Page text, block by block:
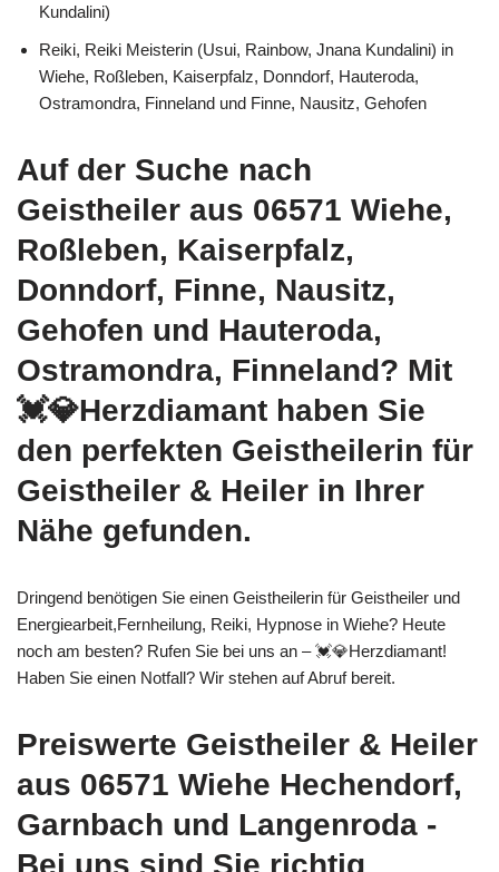
Kundalini)
Reiki, Reiki Meisterin (Usui, Rainbow, Jnana Kundalini) in
Wiehe, Roßleben, Kaiserpfalz, Donndorf, Hauteroda,
Ostramondra, Finneland und Finne, Nausitz, Gehofen
Auf der Suche nach
Geistheiler aus 06571 Wiehe,
Roßleben, Kaiserpfalz,
Donndorf, Finne, Nausitz,
Gehofen und Hauteroda,
Ostramondra, Finneland? Mit
💓️💎Herzdiamant haben Sie
den perfekten Geistheilerin für
Geistheiler & Heiler in Ihrer
Nähe gefunden.
Dringend benötigen Sie einen Geistheilerin für Geistheiler und
Energiearbeit,Fernheilung, Reiki, Hypnose in Wiehe? Heute
noch am besten? Rufen Sie bei uns an – 💓️💎Herzdiamant!
Haben Sie einen Notfall? Wir stehen auf Abruf bereit.
Preiswerte Geistheiler & Heiler
aus 06571 Wiehe Hechendorf,
Garnbach und Langenroda -
Bei uns sind Sie richtig